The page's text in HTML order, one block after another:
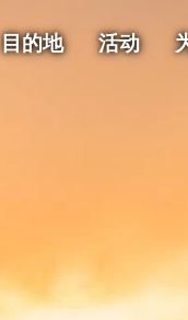
目的地 活动